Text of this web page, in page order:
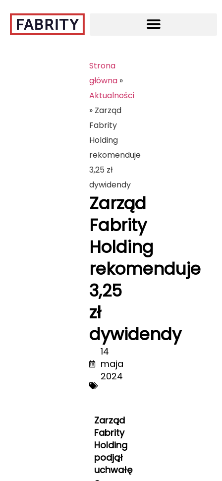
Strona
główna »
Aktualności
» Zarząd
Fabrity
Holding
rekomenduje
3,25 zł
dywidendy
Zarząd
Fabrity
Holding
rekomenduje
3,25
zł
dywidendy
14
maja
2024
Zarząd
Fabrity
Holding
podjął
uchwałę